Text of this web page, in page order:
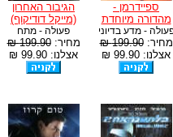
ספיידרמן -
מהדורה מיוחדת
- מדע בדיוני
מחיר:199.90 ₪
אצלנו: 99.90 ₪
הגיבור האחרון
(מייקל דודיקוף)
פעולה - מתח
מחיר:199.90 ₪
אצלנו: 99.90 ₪